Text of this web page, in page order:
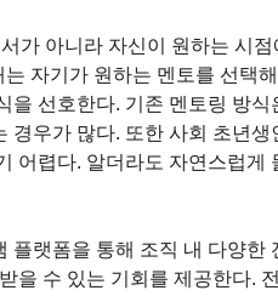
가 아니라 자신이 원하는 시
자기가 원하는 멘토를 선택
을 선호한다. 기존 멘토링 방
경우가 많다. 또한 사회 초년
어렵다. 알더라도 자연스럽게
플랫폼을 통해 조직 내 다양한
을 수 있는 기회를 제공한다.